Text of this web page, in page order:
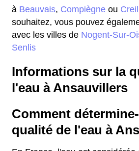
à Beauvais, Compiègne ou Creil
souhaitez, vous pouvez
avec les villes de Nogent-Sur-
Senlis
Informations sur la
l'eau à Ansauvillers
Comment
qualité de l'eau à